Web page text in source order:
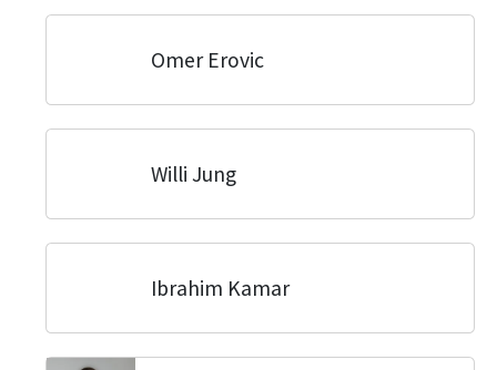
Omer Erovic
Willi Jung
Ibrahim Kamar